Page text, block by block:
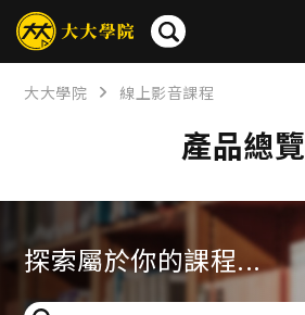
大大學院 線上影音課程
產品總覽
探索屬於你的課程...